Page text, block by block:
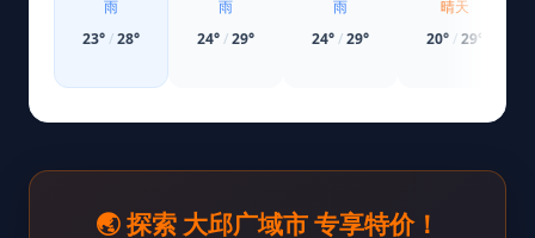
雨
23°/28°
雨
24°/29°
雨
24°/29°
晴天
20° /29°
🌏 探索 大邱广域市 专享特价！